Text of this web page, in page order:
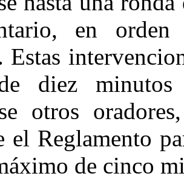
en
Estas
diez
otros
el Reglamento
de cinco